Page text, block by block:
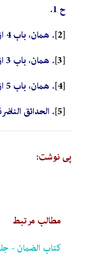
ح 1.
[2]. همان، باب 4 از ابواب کتاب ضمان، ح 2.
[3]. همان، باب 3 از ابواب کتاب ضمان، ح 3.
[4]. همان، باب 5 از ابواب کتاب ضمان، ح 1.
[5]. الحدائق الناضرة، ج
پی نوشت:
مطالب مرتبط
کتاب الضمان - جلسه 011 -